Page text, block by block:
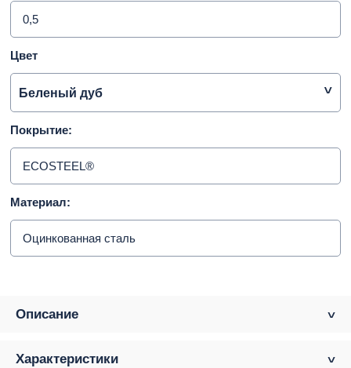
0,5
Цвет
Беленый дуб
Покрытие:
ECOSTEEL®
Материал:
Оцинкованная сталь
Описание
Характеристики